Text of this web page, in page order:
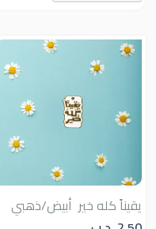
يقيناً كله خير أبيض/ذهبي